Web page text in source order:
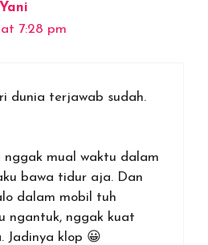
at 7:28 pm
dunia terjawab sudah.
nggak mual waktu dalam
bawa tidur aja. Dan
dalam mobil tuh
ngantuk, nggak kuat
Jadinya klop 😀